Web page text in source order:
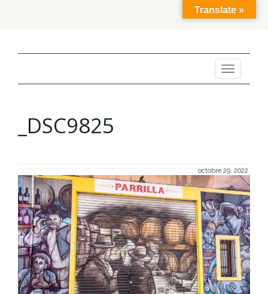
Toggle
navigation
_DSC9825
octobre 29, 2022
Translate »